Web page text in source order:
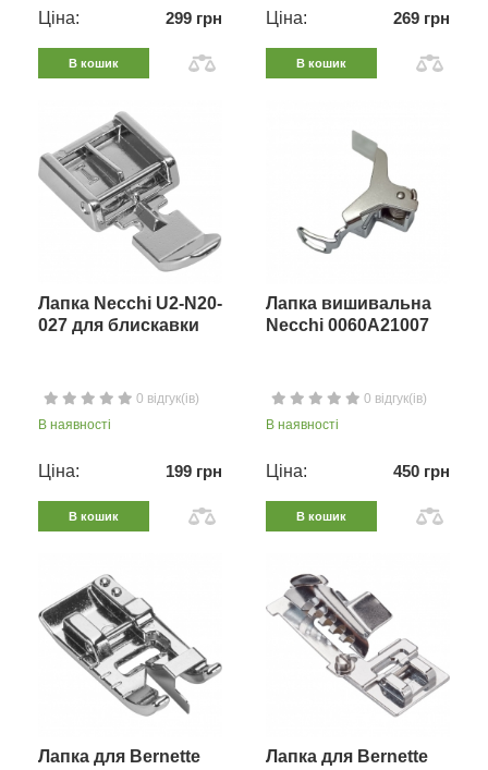
Ціна: 299 грн
В кошик
Ціна: 269 грн
В кошик
Лапка Necchi U2-N20-
027 для блискавки
0 відгук(ів)
В наявності
Ціна: 199 грн
В кошик
Лапка вишивальна
Necchi 0060A21007
0 відгук(ів)
В наявності
Ціна: 450 грн
В кошик
Лапка для Bernette
Лапка для Bernette